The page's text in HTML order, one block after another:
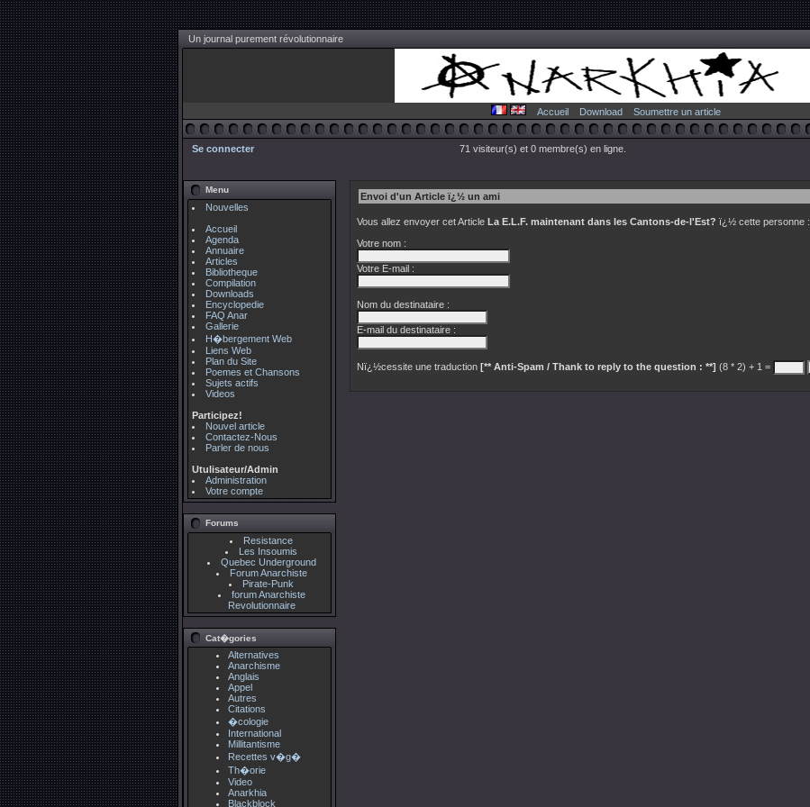
Un journal purement révolutionnaire
Accueil Download Soumettre un article
Se connecter 71 visiteur(s) et 0 membre(s) en ligne.
Menu
Nouvelles
Accueil
Agenda
Annuaire
Articles
Bibliotheque
Compilation
Downloads
Encyclopedie
FAQ Anar
Gallerie
H�bergement Web
Liens Web
Plan du Site
Poemes et Chansons
Sujets actifs
Videos
Participez!
Nouvel article
Contactez-Nous
Parler de nous
Utulisateur/Admin
Administration
Votre compte
Forums
Resistance
Les Insoumis
Quebec Underground
Forum Anarchiste
Pirate-Punk
forum Anarchiste
Revolutionnaire
Cat�gories
Alternatives
Anarchisme
Anglais
Appel
Autres
Citations
�cologie
International
Millitantisme
Recettes v�g�
Th�orie
Video
Anarkhia
Blackblock
Envoi d'un Article ï¿½ un ami
Vous allez envoyer cet Article La E.L.F. maintenant dans les Cantons-de-l'Est? ï¿½ cette personne :
Votre nom :
Votre E-mail :
Nom du destinataire :
E-mail du destinataire :
Nï¿½cessite une traduction [** Anti-Spam / Thank to reply to the question : **] (8 * 2) + 1 =